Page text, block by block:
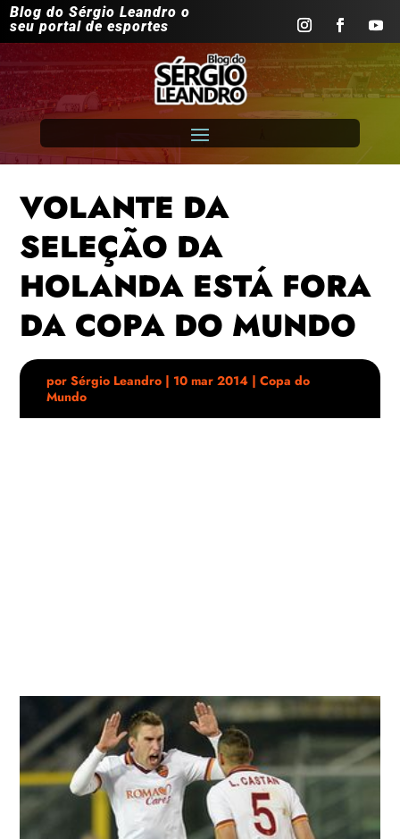
Blog do Sérgio Leandro o
seu portal de esportes
VOLANTE DA
SELEÇÃO DA
HOLANDA ESTÁ FORA
DA COPA DO MUNDO
porSérgio Leandro | 10 mar 2014 |Copa do
Mundo